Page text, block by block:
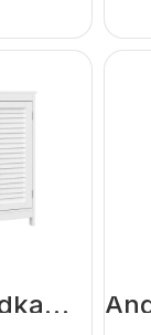
Archer Badkamerkasten Wit